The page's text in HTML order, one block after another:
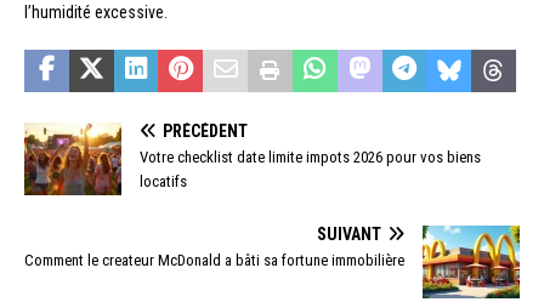
l’humidité excessive.
PRÉCÉDENT
Votre checklist date limite impots 2026 pour vos biens
locatifs
SUIVANT
Comment le createur McDonald a bâti sa fortune immobilière